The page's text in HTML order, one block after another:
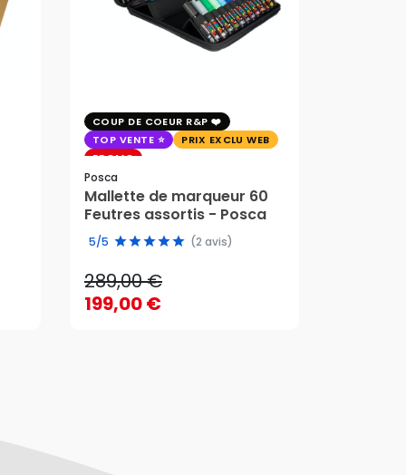
COUP DE COEUR R&P
TOP VENTE
PRIX EXCLU WEB
PROMO
Posca
Mallette de marqueur 60
Feutres assortis - Posca
5/5 (2 avis)
289,00 €
199,00 €
289,00 €
199,00 €
AJOUTER AU PANIER